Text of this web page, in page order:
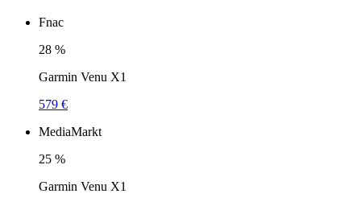
Fnac
28 %
Garmin Venu X1
579 €
MediaMarkt
25 %
Garmin Venu X1